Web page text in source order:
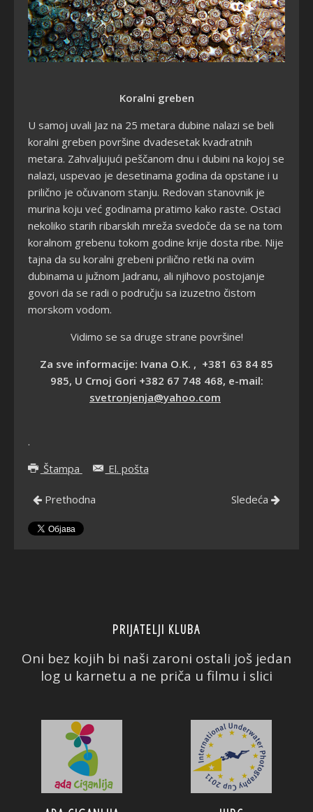
Koralni greben
U samoj uvali Jaz na 25 metara dubine nalazi se beli
koralni greben površine dvadesetak kvadratnih
metara. Zahvaljujući peščanom dnu i dubini na kojoj se
nalazi, uspevao je desetinama godina da opstane i u
prilično je očuvanom stanju. Redovan stanovnik je
murina koju već godinama pratimo kako raste. Ostaci
nekoliko starih ribarskih mreža svedoče da se na tom
koralnom grebenu tokom godine krije dosta ribe. Nije
tajna da su koralni grebeni prilično retki na ovim
dubinama u južnom Jadranu, ali njihovo postojanje
govori da se radi o području sa izuzetno čistom
morskom vodom.
Vidimo se sa druge strane površine!
Za sve informacije: Ivana O.K. , +381 63 84 85
985, U Crnoj Gori +382 67 748 468, e-mail:
svetronjenja@yahoo.com
.
Štampa
El. pošta
Prethodna Sledeća
PRIJATELJI KLUBA
Oni bez kojih bi naši zaroni ostali još jedan
log u karnetu a ne priča u filmu i slici